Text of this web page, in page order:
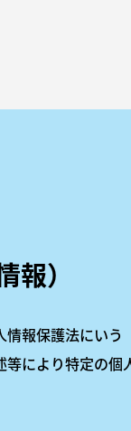
）
情報保護法にい
により特定の個